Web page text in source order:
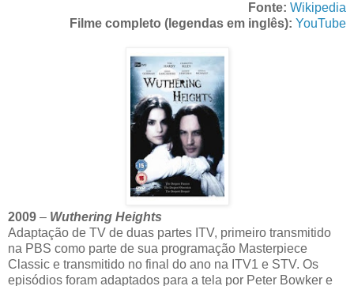
Fonte: Wikipedia
Filme completo (legendas em inglês): YouTube
2009 – Wuthering Heights
Adaptação de TV de duas partes ITV, primeiro transmitido
na PBS como parte de sua programação Masterpiece
Classic e transmitido no final do ano na ITV1 e STV. Os
episódios foram adaptados para a tela por Peter Bowker e